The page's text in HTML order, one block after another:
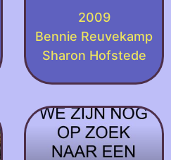
2009
Bennie Reuvekamp
Sharon Hofstede